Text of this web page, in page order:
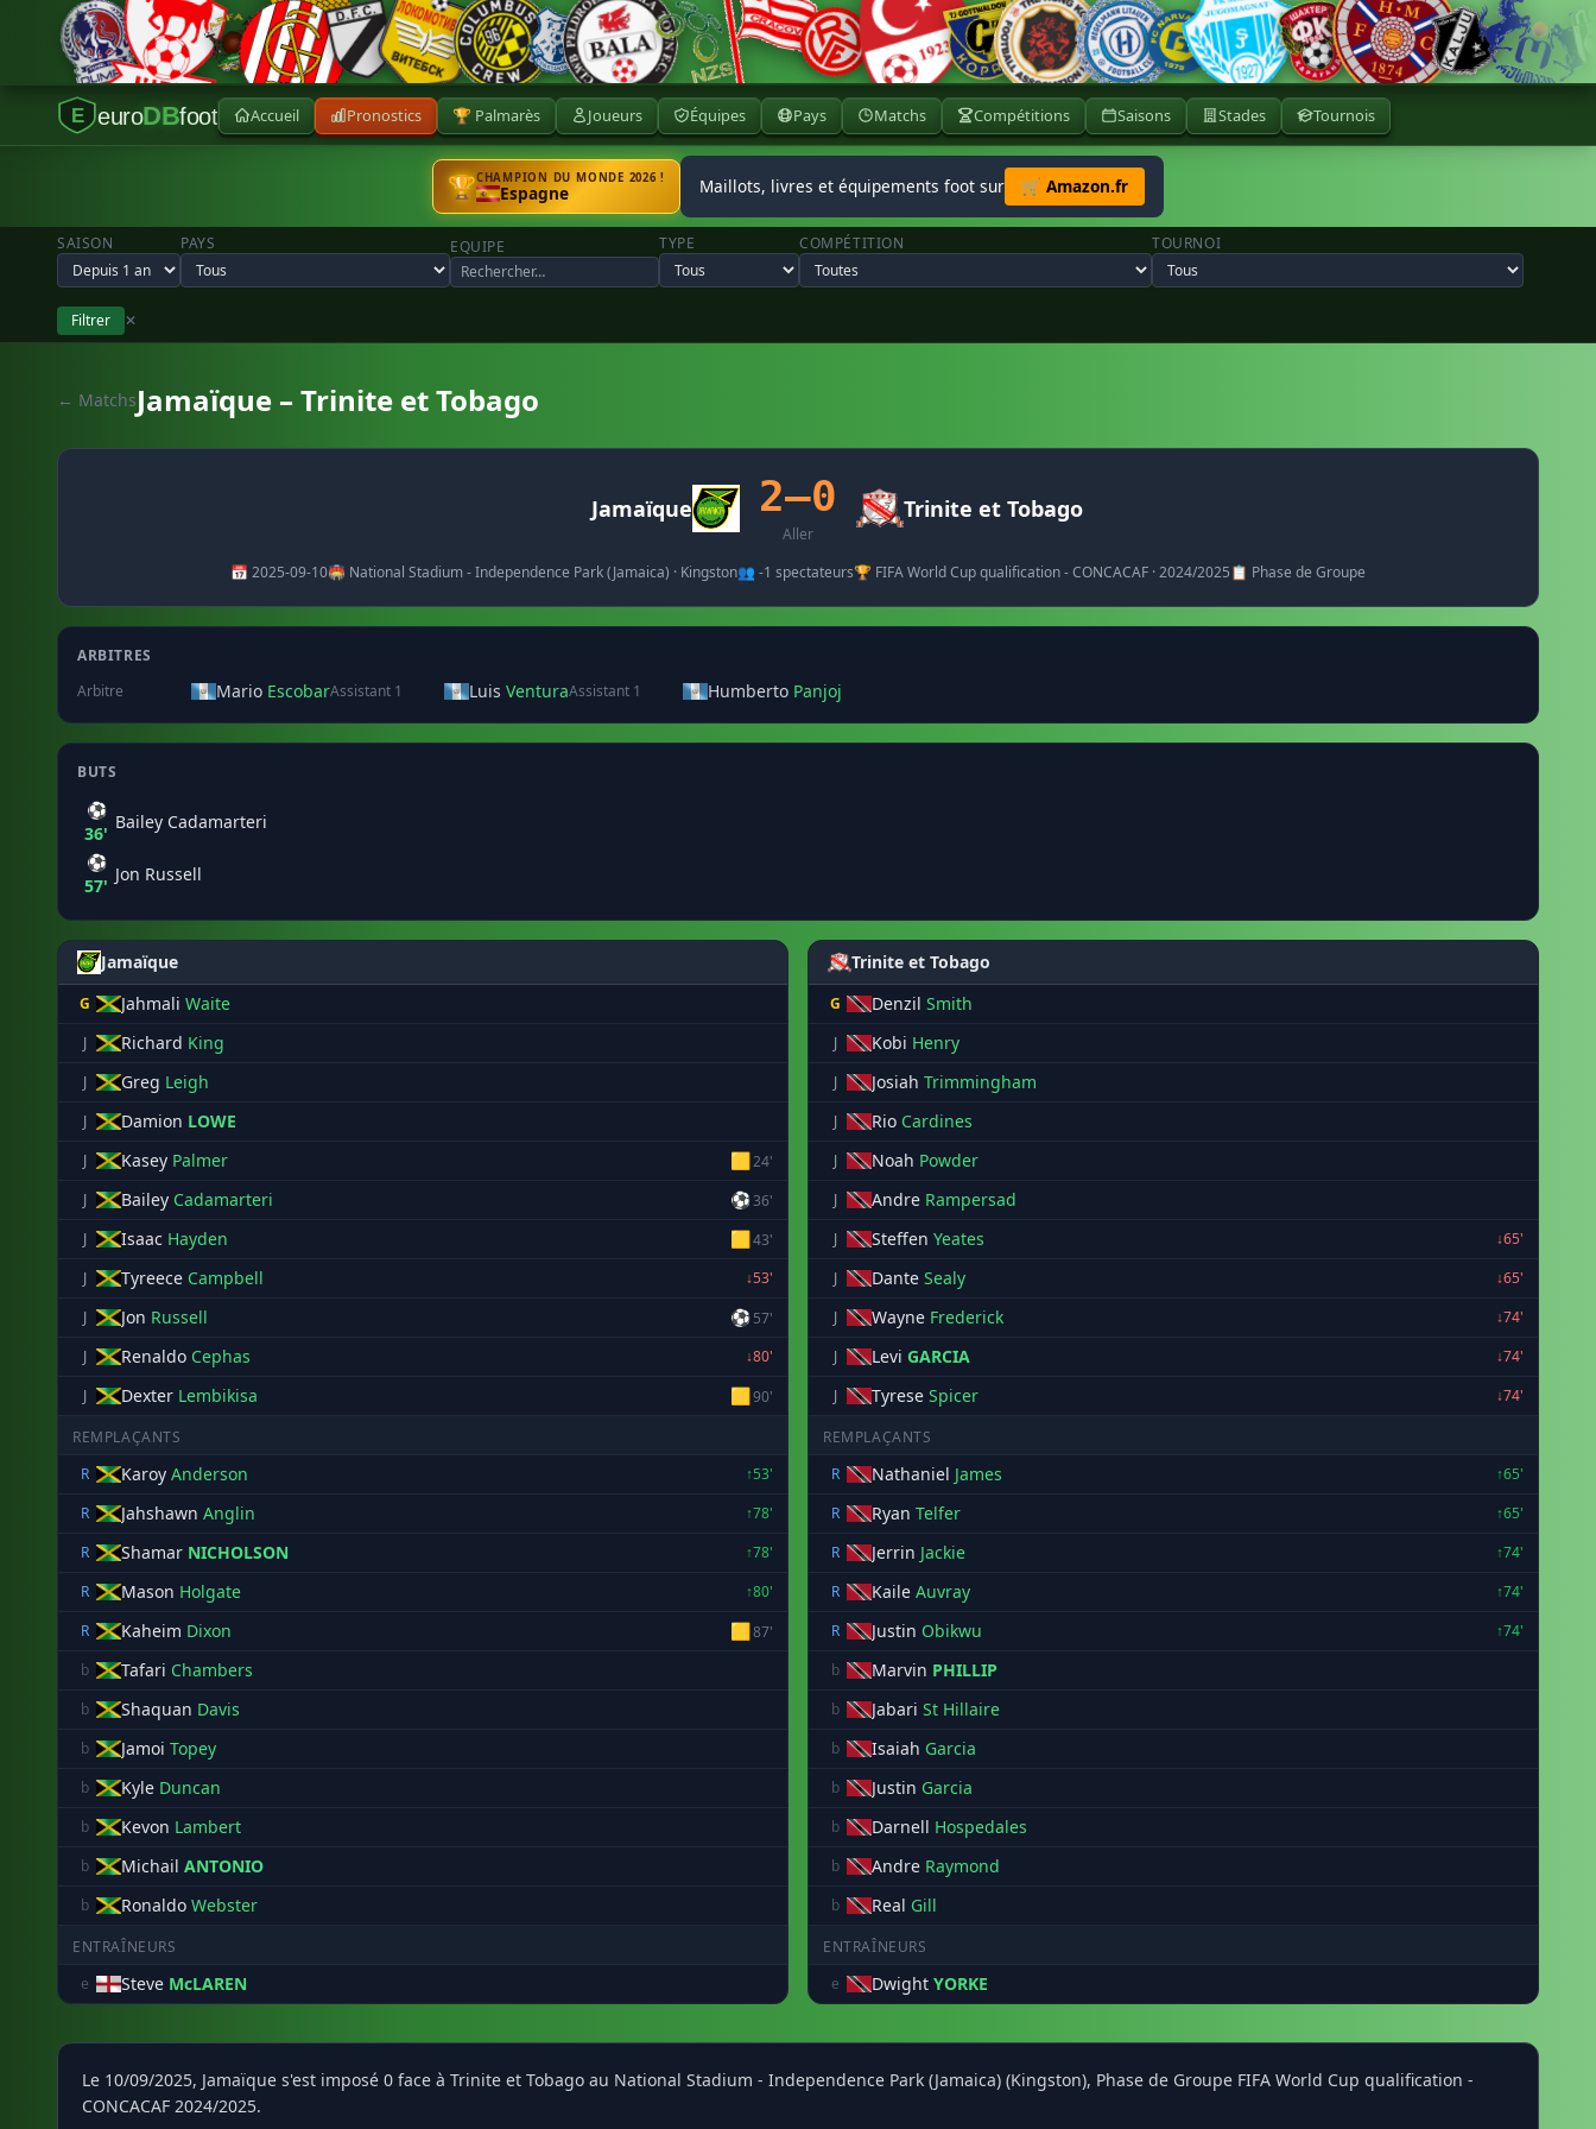
E euroDBfoot Accueil Pronostics 🏆 Palmarès Joueurs Équipes Pays Matchs Compétitions Saisons Stades Tournois
🏆CHAMPION DU MONDE 2026 !
Espagne Maillots, livres et équipements foot sur 🛒 Amazon.fr
SAISON PAYS EQUIPE TYPE COMPÉTITION TOURNOI
Filtrer ✕
← MatchsJamaïque – Trinite et Tobago
Jamaïque 2–0
Aller
Trinite et Tobago
📅 2025-09-10🏟️ National Stadium - Independence Park (Jamaica) · Kingston👥 -1 spectateurs🏆 FIFA World Cup qualification - CONCACAF · 2024/2025📋 Phase de Groupe
ARBITRES
Arbitre
Mario EscobarAssistant 1 Luis VenturaAssistant 1 Humberto Panjoj
BUTS
⚽
36'
Bailey Cadamarteri
⚽
57'
Jon Russell
Jamaïque
G Jahmali Waite
J Richard King
J Greg Leigh
J Damion LOWE
J Kasey Palmer 🟨24'
J
Bailey Cadamarteri ⚽36'
J
Isaac Hayden 🟨43'
J
Tyreece Campbell
↓53'
J
Jon Russell ⚽ 57'
J
Renaldo Cephas
↓80'
J
Dexter Lembikisa 🟨90'
REMPLAÇANTS
R
Karoy Anderson
↑53'
R
Jahshawn Anglin
↑78'
R
Shamar NICHOLSON
↑78'
R
Mason Holgate
↑80'
R
Kaheim Dixon 🟨87'
b
Tafari Chambers
b Shaquan Davis
b Jamoi Topey
b Kyle Duncan
b Kevon Lambert
b Michail ANTONIO
b Ronaldo Webster
ENTRAÎNEURS
e
Steve McLAREN
Trinite et Tobago
G Denzil Smith
J Kobi Henry
J Josiah Trimmingham
J Rio Cardines
J Noah Powder
J Andre Rampersad
J Steffen Yeates
↓65'
J
Dante Sealy
↓65'
J
Wayne Frederick
↓74'
J
Levi GARCIA
↓74'
J
Tyrese Spicer ↓74'
REMPLAÇANTS
R
Nathaniel James
↑65'
R
Ryan Telfer
↑65'
R
Jerrin Jackie
↑74'
R
Kaile Auvray
↑74'
R
Justin Obikwu
↑74'
b
Marvin PHILLIP
b Jabari St Hillaire
b Isaiah Garcia
b Justin Garcia
b Darnell Hospedales
b Andre Raymond
b Real Gill
ENTRAÎNEURS
e
Dwight YORKE
Le 10/09/2025, Jamaïque s'est imposé 0 face à Trinite et Tobago au National Stadium - Independence Park (Jamaica) (Kingston), Phase de Groupe FIFA World Cup qualification -
CONCACAF 2024/2025.